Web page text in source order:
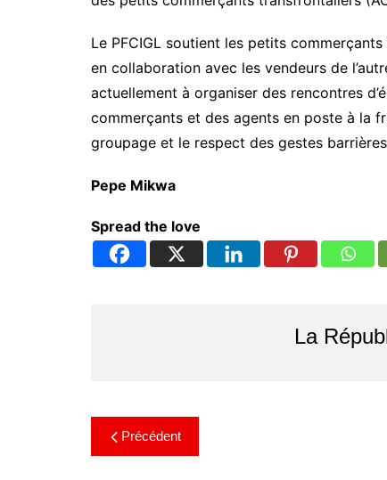
Le PFCIGL soutient les petits
en collaboration avec les vendeurs de
actuellement à organiser des rencontres
commerçants et des agents en poste à la
groupage et le respect des gestes
Pepe Mikwa
Spread the love
La
Précédent